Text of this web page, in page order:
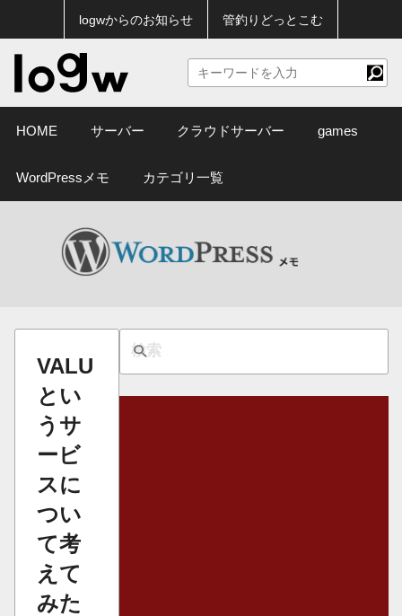
logwからのお知らせ 管釣りどっとこむ
HOME サーバー クラウドサーバー games
WordPressメモ カテゴリ一覧
VALU
とい
うサ
ービ
スに
つい
て考
えて
みた